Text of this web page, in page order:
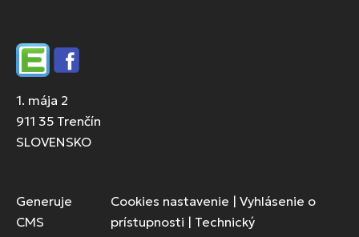
EdupageFacebook
1. mája 2
911 35 Trenčín
SLOVENSKO
Generuje
CMS
Cookies nastavenie | Vyhlásenie o
prístupnosti | Technický